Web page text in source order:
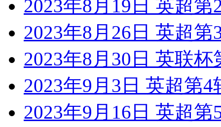
2023年8月19日 英超
2023年8月26日 英超
2023年8月30日 英联
2023年9月3日 英超第
2023年9月16日 英超